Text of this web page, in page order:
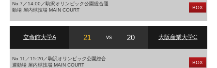
No.7／14:00／駒沢オリンピック公園総合運
動場 屋内球技場 MAIN COURT
BOX
立命館大学A 21 vs 20 大阪産業大学C
No.11／15:20／駒沢オリンピック公園総合
運動場 屋内球技場 MAIN COURT
BOX